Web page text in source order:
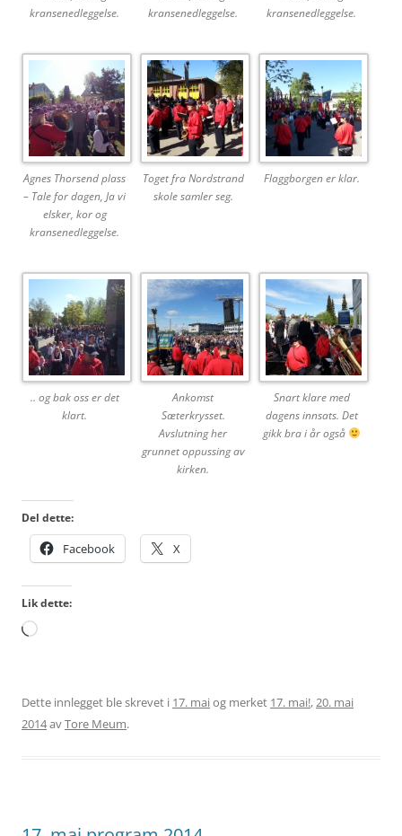
kransenedleggelse.
kransenedleggelse.
kransenedleggelse.
Agnes Thorsend plass
– Tale for dagen, Ja vi
elsker, kor og
kransenedleggelse.
Toget fra Nordstrand
skole samler seg.
Flaggborgen er klar.
.. og bak oss er det
klart.
Ankomst
Sæterkrysset.
Avslutning her
grunnet oppussing av
kirken.
Snart klare med
dagens innsats. Det
gikk bra i år også
Del dette:
Facebook X
Lik dette:
Laster
Dette innlegget ble skrevet i 17. maiog merket 17. mai!,20. mai
2014avTore Meum.